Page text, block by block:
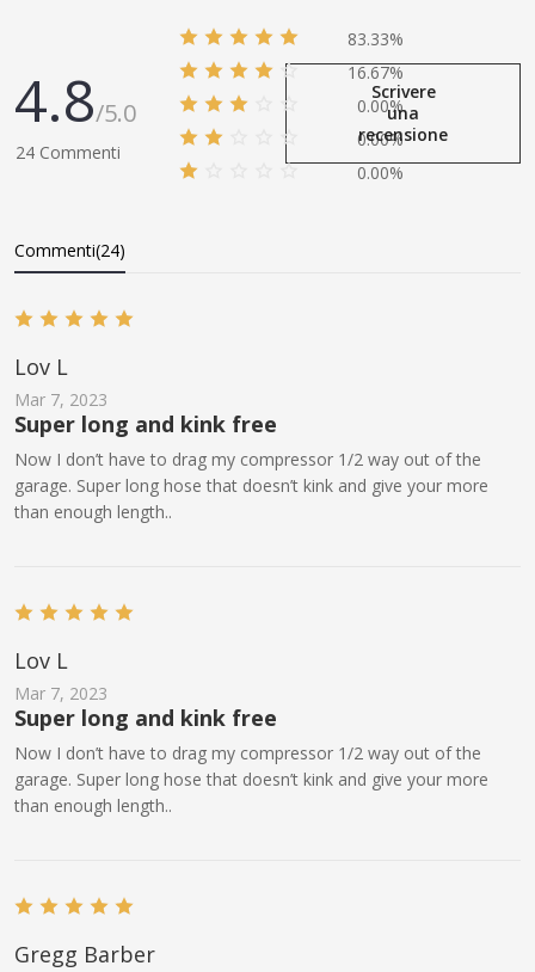
4.8/5.0
24 Commenti
83.33%
16.67%
0.00%
0.00%
0.00%
Scrivere
una
recensione
Commenti(24)
Lov L
Mar 7, 2023
Super long and kink free
Now I don’t have to drag my compressor 1/2 way out of the
garage. Super long hose that doesn’t kink and give your more
than enough length..
Lov L
Mar 7, 2023
Super long and kink free
Now I don’t have to drag my compressor 1/2 way out of the
garage. Super long hose that doesn’t kink and give your more
than enough length..
Gregg Barber